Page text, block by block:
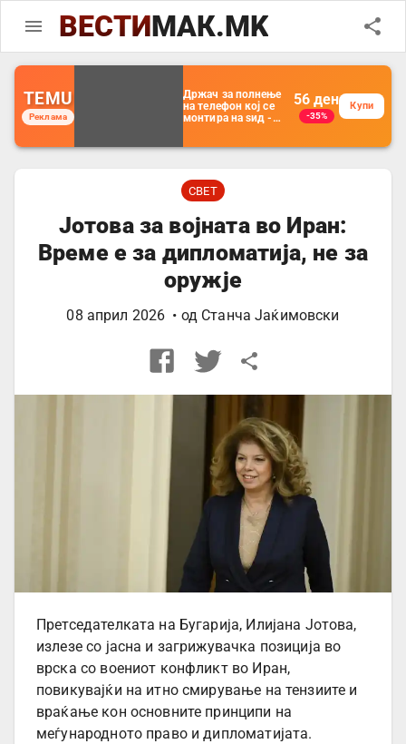
ВЕСТИМАК.MK
TEMU
Реклама
Држач за полнење
на телефон кој се
монтира на ѕид -
организатор за
далечински
управувач
56 ден
-35%
Купи
СВЕТ
Јотова за војната во Иран:
Време е за дипломатија, не за
оружје
08 април 2026 • од Станча Јаќимовски
Претседателката на Бугарија, Илијана Јотова,
излезе со јасна и загрижувачка позиција во
врска со воениот конфликт во Иран,
повикувајќи на итно смирување на тензиите и
враќање кон основните принципи на
меѓународното право и дипломатијата.